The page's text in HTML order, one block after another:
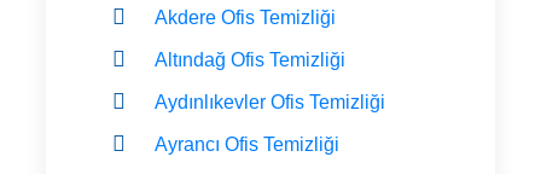
Akdere Ofis Temizliği
Altındağ Ofis Temizliği
Aydınlıkevler Ofis Temizliği
Ayrancı Ofis Temizliği